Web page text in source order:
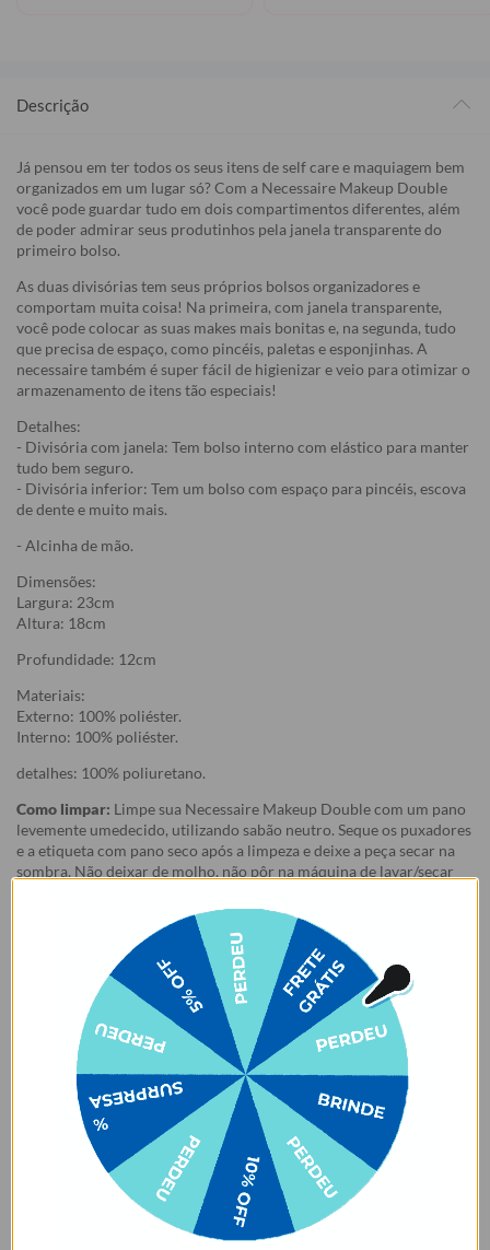
Descrição
Já pensou em ter todos os seus itens de self care e maquiagem bem
organizados em um lugar só? Com a Necessaire Makeup Double
você pode guardar tudo em dois compartimentos diferentes, além
de poder admirar seus produtinhos pela janela transparente do
primeiro bolso.
As duas divisórias tem seus próprios bolsos organizadores e
comportam muita coisa! Na primeira, com janela transparente,
você pode colocar as suas makes mais bonitas e, na segunda, tudo
que precisa de espaço, como pincéis, paletas e esponjinhas. A
necessaire também é super fácil de higienizar e veio para otimizar o
armazenamento de itens tão especiais!
Detalhes:
- Divisória com janela: Tem bolso interno com elástico para manter
tudo bem seguro.
- Divisória inferior: Tem um bolso com espaço para pincéis, escova
de dente e muito mais.
- Alcinha de mão.
Dimensões:
Largura: 23cm
Altura: 18cm
Profundidade: 12cm
Materiais:
Externo: 100% poliéster.
Interno: 100% poliéster.
detalhes: 100% poliuretano.
Como limpar: Limpe sua Necessaire Makeup Double com um pano
levemente umedecido, utilizando sabão neutro. Seque os puxadores
e a etiqueta com pano seco após a limpeza e deixe a peça secar na
sombra. Não deixar de molho, não pôr na máquina de lavar/secar
corretamente as instruções para lavagem.
Arrependimento
- Os nossos produtos personalizados ( estampados ou
customizados com nome/foto
) são feitos especialmente para você,
de acordo com a opção escolhida no momento da compra.
- Isso significa que a produção só começa após a confirmação do
pedido, e o item é criado exclusivamente com a estampa
selecionada, mesmo quando não há customização com nome
- Por isso, é super importante conferir com atenção todos os
detalhes antes de finalizar a compra, como modelo, estampa e
variações escolhidas.
- Após o início da produção,
não é possível realizar
cancelamentos ou alterações
, pois o produto não pode retornar